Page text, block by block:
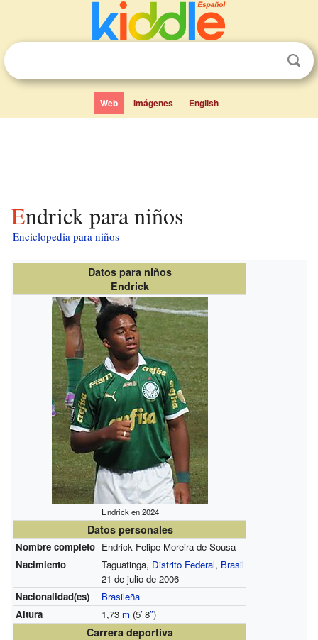
Web Imágenes English
Endrick para niños
Enciclopedia para niños
Datos para niños
Endrick
Endrick en 2024
Datos personales
Nombre completo Endrick Felipe Moreira de Sousa
Nacimiento
Taguatinga, Distrito Federal, Brasil
21 de julio de 2006
Nacionalidad(es)
Brasileña
Altura
1,73 m (5′8″)
Carrera deportiva